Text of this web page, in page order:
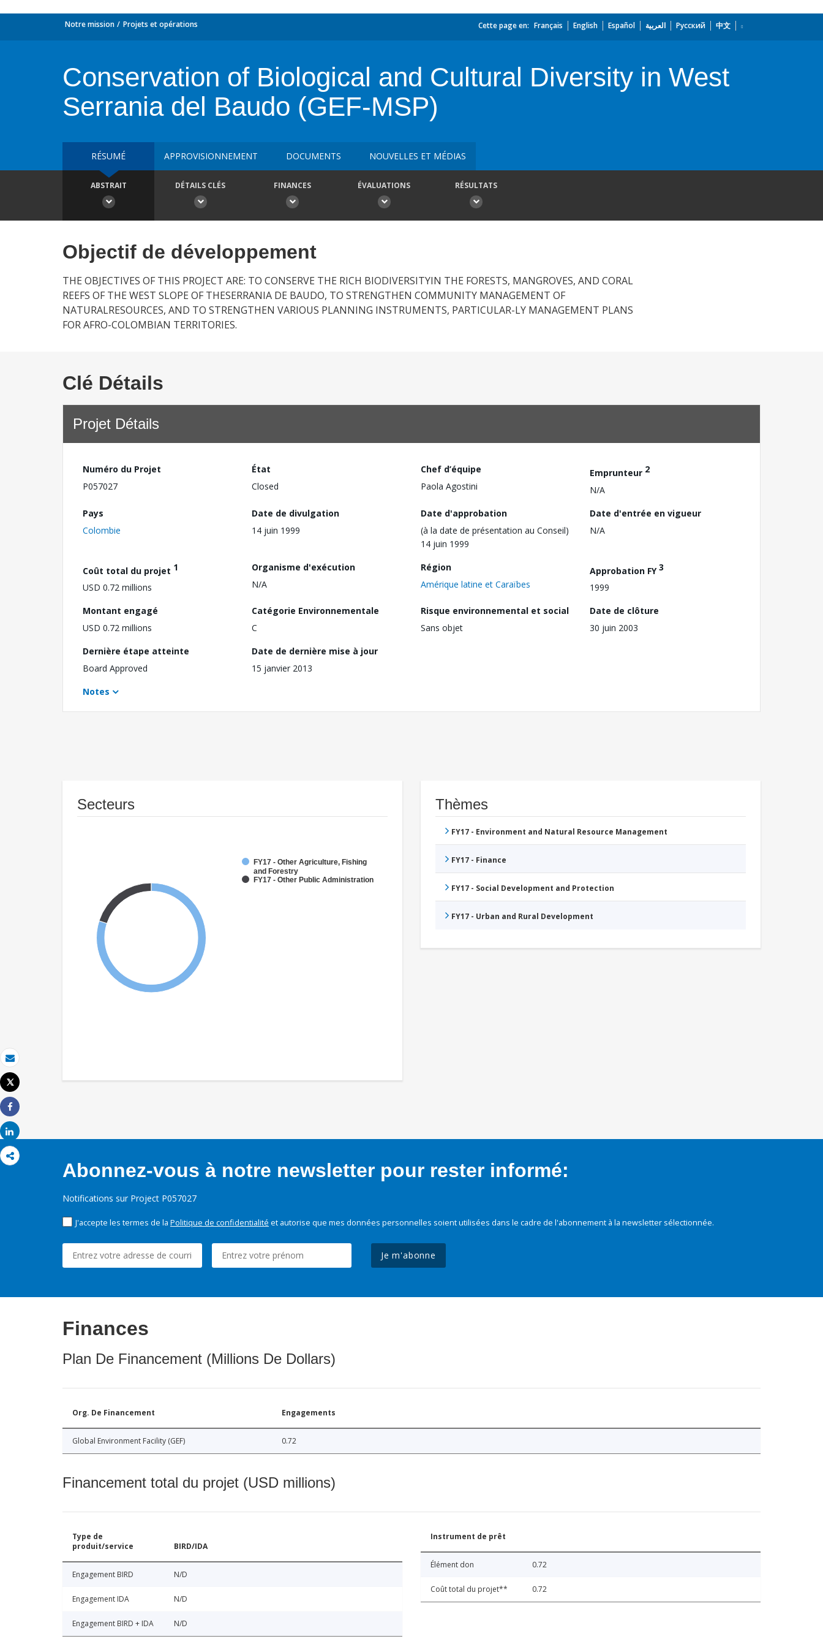
Email
Imprimer
Tweet
Share
Share
Notre mission Projets et opérations Cette page en: Français English Español العربية Русский 中文
Conservation of Biological and Cultural Diversity in West
Serrania del Baudo (GEF-MSP)
RÉSUMÉ APPROVISIONNEMENT DOCUMENTS NOUVELLES ET MÉDIAS
ABSTRAIT DÉTAILS CLÉS FINANCES ÉVALUATIONS RÉSULTATS
Objectif de développement
THE OBJECTIVES OF THIS PROJECT ARE: TO CONSERVE THE RICH BIODIVERSITYIN THE FORESTS, MANGROVES, AND CORAL
REEFS OF THE WEST SLOPE OF THESERRANIA DE BAUDO, TO STRENGTHEN COMMUNITY MANAGEMENT OF
NATURALRESOURCES, AND TO STRENGTHEN VARIOUS PLANNING INSTRUMENTS, PARTICULAR-LY MANAGEMENT PLANS
FOR AFRO-COLOMBIAN TERRITORIES.
Clé Détails
Projet Détails
Numéro du Projet
P057027
État
Closed
Chef d’équipe
Paola Agostini
Emprunteur 2
N/A
Pays
Colombie
Date de divulgation
14 juin 1999
Date d'approbation
(à la date de présentation au Conseil)
14 juin 1999
Date d'entrée en vigueur
N/A
Coût total du projet 1
USD 0.72 millions
Organisme d'exécution
N/A
Région
Amérique latine et Caraïbes
Approbation FY3
1999
Montant engagé
USD 0.72 millions
Catégorie Environnementale
C
Risque environnemental et social
Sans objet
Date de clôture
30 juin 2003
Dernière étape atteinte
Board Approved
Date de dernière mise à jour
15 janvier 2013
Notes
Secteurs
FY17 - Other Agriculture, Fishing
and Forestry
FY17 - Other Public Administration
Thèmes
FY17 - Environment and Natural Resource Management
FY17 - Finance
FY17 - Social Development and Protection
FY17 - Urban and Rural Development
Abonnez-vous à notre newsletter pour rester informé:
Notifications sur Project P057027
J'accepte les termes de la Politique de confidentialité et autorise que mes données personnelles soient utilisées dans le cadre de l'abonnement à la newsletter sélectionnée.
Je m'abonne
Finances
Plan De Financement (Millions De Dollars)
Org. De Financement Engagements
Global Environment Facility (GEF) 0.72
Financement total du projet (USD millions)
Type de
produit/service
BIRD/IDA
Engagement BIRD N/D
Engagement IDA N/D
Engagement BIRD + IDA N/D
Instrument de prêt
Élément don 0.72
Coût total du projet** 0.72